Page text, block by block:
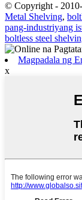
© Copyright -
Metal Shelving,
pang-industriyang
boltless steel
Magpadala ng
x